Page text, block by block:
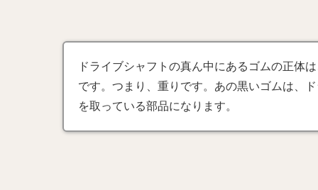
ドライブシャフトの真ん中にあるゴムの正体
です。つまり、重りです。あの黒いゴムは、
を取っている部品になります。